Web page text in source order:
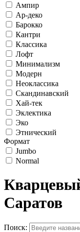
Ампир
Ар-деко
Барокко
Кантри
Классика
Лофт
Минимализм
Модерн
Неоклассика
Скандинавский
Хай-тек
Эклектика
Эко
Этнический
Формат
Jumbo
Normal
Саратов
Поиск: